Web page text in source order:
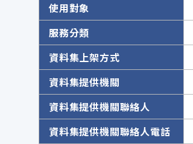
使用對象
服務分類
資料集上架方式
資料集提供機關
資料集提供機關聯絡人
資料集提供機關聯絡人電話